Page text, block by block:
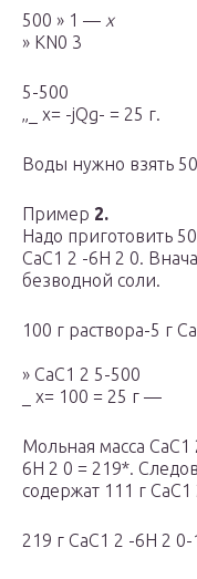
500 » 1 — х
» KN0 3
5-500
„_ х= -jQg- = 25 г.
Воды нужно взять
Пример 2.
Надо приготовить
СаС1 2 -6Н 2 0.
безводной соли.
100 г раствора-5 г
» СаС1 2 5-500
_ х= 100 = 25 г —
Мольная масса
6Н 2 0 = 219*.
содер­жат 111 г
219 г СаС1 2 -6Н 2 0-